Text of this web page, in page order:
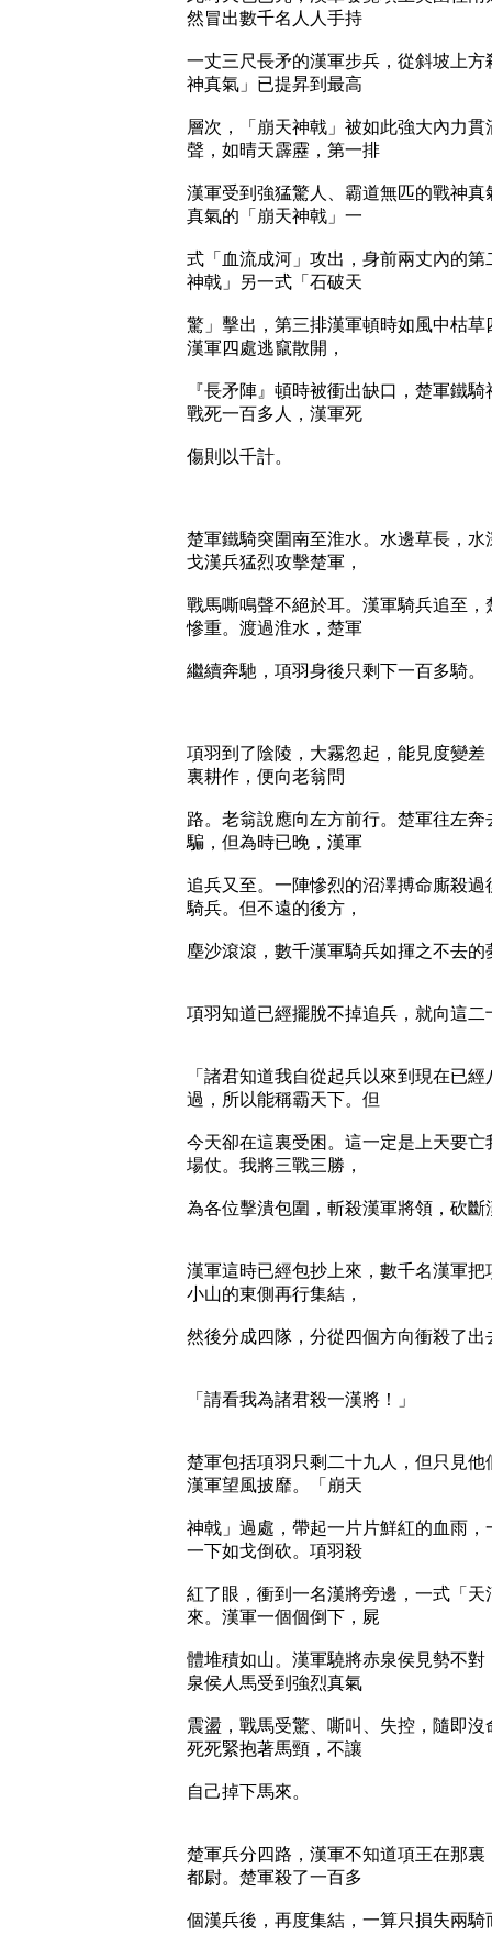
然冒出數千名人人手持
一丈三尺長矛的漢軍步兵，從斜坡上
神真氣」已提昇到最高
層次，「崩天神戟」被如此強大內力
聲，如晴天霹靂，第一排
漢軍受到強猛驚人、霸道無匹的戰神
真氣的「崩天神戟」一
式「血流成河」攻出，身前兩丈內的
神戟」另一式「石破天
驚」擊出，第三排漢軍頓時如風中枯
漢軍四處逃竄散開，
『長矛陣』頓時被衝出缺口，楚軍鐵
戰死一百多人，漢軍死
傷則以千計。
楚軍鐵騎突圍南至淮水。水邊草長，
戈漢兵猛烈攻擊楚軍，
戰馬嘶鳴聲不絕於耳。漢軍騎兵追至
慘重。渡過淮水，楚軍
繼續奔馳，項羽身後只剩下一百多騎。
項羽到了陰陵，大霧忽起，能見度變
裏耕作，便向老翁問
路。老翁說應向左方前行。楚軍往左
騙，但為時已晚，漢軍
追兵又至。一陣慘烈的沼澤搏命廝殺
騎兵。但不遠的後方，
塵沙滾滾，數千漢軍騎兵如揮之不去
項羽知道已經擺脫不掉追兵，就向這二
「諸君知道我自從起兵以來到現在已
過，所以能稱霸天下。但
今天卻在這裏受困。這一定是上天要
場仗。我將三戰三勝，
為各位擊潰包圍，斬殺漢軍將領，砍
漢軍這時已經包抄上來，數千名漢軍
小山的東側再行集結，
然後分成四隊，分從四個方向衝殺了出
「請看我為諸君殺一漢將！」
楚軍包括項羽只剩二十九人，但只見
漢軍望風披靡。「崩天
神戟」過處，帶起一片片鮮紅的血雨
一下如戈倒砍。項羽殺
紅了眼，衝到一名漢將旁邊，一式「
來。漢軍一個個倒下，屍
體堆積如山。漢軍驍將赤泉侯見勢不
泉侯人馬受到強烈真氣
震盪，戰馬受驚、嘶叫、失控，隨即
死死緊抱著馬頸，不讓
自己掉下馬來。
楚軍兵分四路，漢軍不知道項王在那
都尉。楚軍殺了一百多
個漢兵後，再度集結，一算只損失兩